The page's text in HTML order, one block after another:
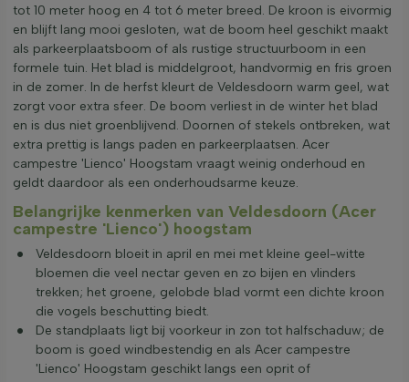
tot 10 meter hoog en 4 tot 6 meter breed. De kroon is eivormig
en blijft lang mooi gesloten, wat de boom heel geschikt maakt
als parkeerplaatsboom of als rustige structuurboom in een
formele tuin. Het blad is middelgroot, handvormig en fris groen
in de zomer. In de herfst kleurt de Veldesdoorn warm geel, wat
zorgt voor extra sfeer. De boom verliest in de winter het blad
en is dus niet groenblijvend. Doornen of stekels ontbreken, wat
extra prettig is langs paden en parkeerplaatsen. Acer
campestre 'Lienco' Hoogstam vraagt weinig onderhoud en
geldt daardoor als een onderhoudsarme keuze.
Belangrijke kenmerken van Veldesdoorn (Acer
campestre 'Lienco') hoogstam
Veldesdoorn bloeit in april en mei met kleine geel-witte
bloemen die veel nectar geven en zo bijen en vlinders
trekken; het groene, gelobde blad vormt een dichte kroon
die vogels beschutting biedt.
De standplaats ligt bij voorkeur in zon tot halfschaduw; de
boom is goed windbestendig en als Acer campestre
'Lienco' Hoogstam geschikt langs een oprit of